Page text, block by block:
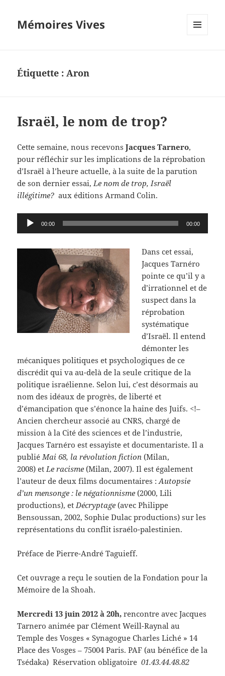
Mémoires Vives
Étiquette :Aron
Israël, le nom de trop?
Cette semaine, nous recevonsJacques Tarnero,
pour réfléchir sur les implications de la réprobation
d’Israël à l’heure actuelle, à la suite de la parution
de son dernier essai, Le nom de trop, Israël
illégitime? aux éditions Armand Colin.
Lecteur
audio
00:00 00:00
Dans cet essai,
Jacques Tarnéro
pointe ce qu’il y a
d’irrationnel et de
suspect dans la
réprobation
systématique
d’Israël. Il entend
démonter les
mécaniques politiques et psychologiques de ce
discrédit qui va au-delà de la seule critique de la
politique israélienne. Selon lui, c’est désormais au
nom des idéaux de progrès, de liberté et
d’émancipation que s’énonce la haine des Juifs. <!–
Ancien chercheur associé au CNRS, chargé de
mission à la Cité des sciences et de l’industrie,
Jacques Tarnéro est essayiste et documentariste. Il a
publiéMai 68, la révolution fiction (Milan,
2008) etLe racisme (Milan, 2007). Il est également
l’auteur de deux films documentaires :Autopsie
d’un mensonge : le négationnisme (2000, Lili
productions), etDécryptage (avec Philippe
Bensoussan, 2002, Sophie Dulac productions) sur les
représentations du conflit israélo-palestinien.
Préface de Pierre-André Taguieff.
Cet ouvrage a reçu le soutien de la Fondation pour la
Mémoire de la Shoah.
Mercredi 13 juin 2012 à 20h, rencontre avec Jacques
Tarnero animée par Clément Weill-Raynal au
Temple des Vosges « Synagogue Charles Liché » 14
Place des Vosges – 75004 Paris. PAF (au bénéfice de la
Tsédaka) Réservation obligatoire 01.43.44.48.82